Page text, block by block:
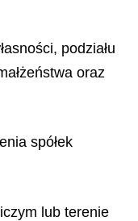
podziału
oraz
spółek
lub terenie